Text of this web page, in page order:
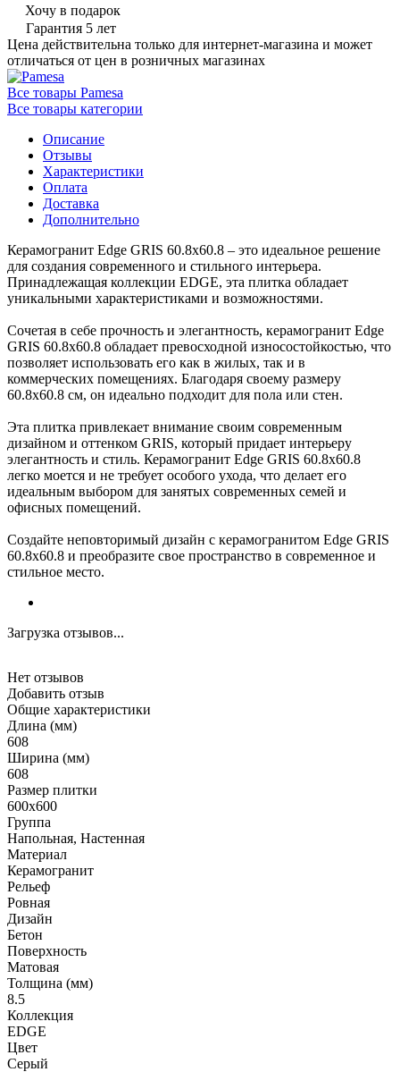
Хочу в подарок
Гарантия 5 лет
Цена действительна только для интернет-магазина и может
отличаться от цен в розничных магазинах
Все товары Pamesa
Все товары категории
Описание
Отзывы
Характеристики
Оплата
Доставка
Дополнительно
Керамогранит Edge GRIS 60.8x60.8 – это идеальное решение
для создания современного и стильного интерьера.
Принадлежащая коллекции EDGE, эта плитка обладает
уникальными характеристиками и возможностями.
Сочетая в себе прочность и элегантность, керамогранит Edge
GRIS 60.8x60.8 обладает превосходной износостойкостью, что
позволяет использовать его как в жилых, так и в
коммерческих помещениях. Благодаря своему размеру
60.8x60.8 см, он идеально подходит для пола или стен.
Эта плитка привлекает внимание своим современным
дизайном и оттенком GRIS, который придает интерьеру
элегантность и стиль. Керамогранит Edge GRIS 60.8x60.8
легко моется и не требует особого ухода, что делает его
идеальным выбором для занятых современных семей и
офисных помещений.
Создайте неповторимый дизайн с керамогранитом Edge GRIS
60.8x60.8 и преобразите свое пространство в современное и
стильное место.
Загрузка отзывов...
Нет отзывов
Добавить отзыв
Общие характеристики
Длина (мм)
608
Ширина (мм)
608
Размер плитки
600x600
Группа
Напольная, Настенная
Материал
Керамогранит
Рельеф
Ровная
Дизайн
Бетон
Поверхность
Матовая
Толщина (мм)
8.5
Коллекция
EDGE
Цвет
Серый